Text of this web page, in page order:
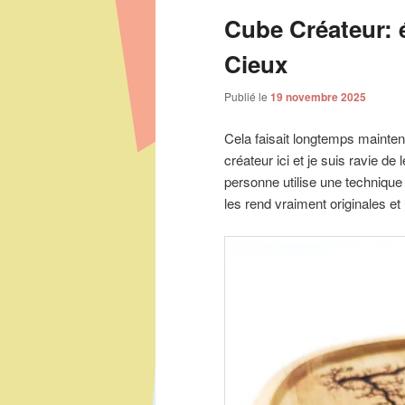
Cube Créateur:
Cieux
Publié le 19 novembre 2025
Cela faisait longtemps
créateur ici et je suis ravie de
personne utilise une
les rend vraiment originales et